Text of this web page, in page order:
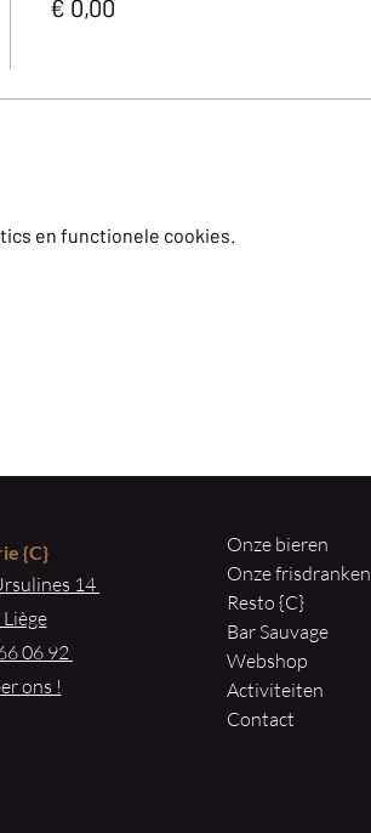
€ 0,00
en functionele cookies.
{C}
14
06 92
ons !
Onze bieren
Onze frisdranken
Resto {C}
Bar Sauvage
Webshop
Activiteiten
Contact